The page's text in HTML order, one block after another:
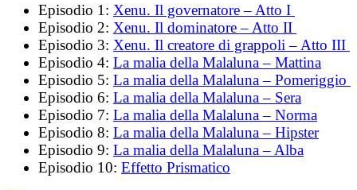
Episodio 1: Xenu. Il governatore – Atto I
Episodio 2: Xenu. Il dominatore – Atto II
Episodio 3: Xenu. Il creatore di grappoli – Atto III
Episodio 4: La malia della Malaluna – Mattina
Episodio 5: La malia della Malaluna – Pomeriggio
Episodio 6: La malia della Malaluna – Sera
Episodio 7: La malia della Malaluna – Norma
Episodio 8: La malia della Malaluna – Hipster
Episodio 9: La malia della Malaluna – Alba
Episodio 10: Effetto Prismatico